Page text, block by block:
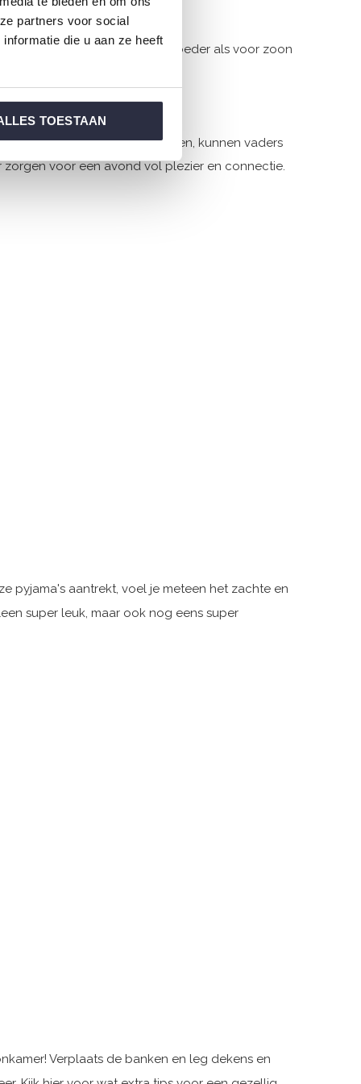
partners voor social
die u aan ze heeft
TOESTAAN
printjes die zowel voor moeder als voor zoon
avontuur en speelsheid uitstralen, kunnen vaders
voor een avond vol plezier en connectie.
pyjama's aantrekt, voel je meteen het zachte en
super leuk, maar ook nog eens super
Verplaats de banken en leg dekens en